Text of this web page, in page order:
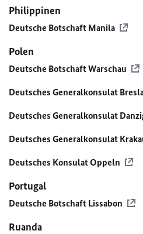
Philippinen
Deutsche Botschaft Manila
Polen
Deutsche Botschaft Warschau
Deutsches Generalkonsulat
Deutsches Generalkonsulat
Deutsches Generalkonsulat
Deutsches Konsulat Oppeln
Portugal
Deutsche Botschaft Lissabon
Ruanda